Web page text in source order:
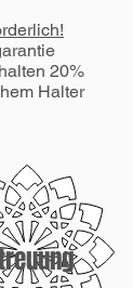
20%
Halter